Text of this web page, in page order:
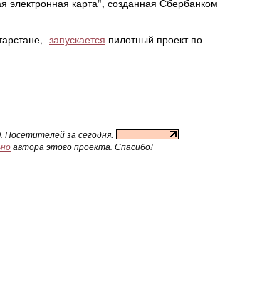
электронная карта", созданная Сбербанком
запускается пилотный проект по
. Посетителей за сегодня:
автора этого проекта. Спасибо!